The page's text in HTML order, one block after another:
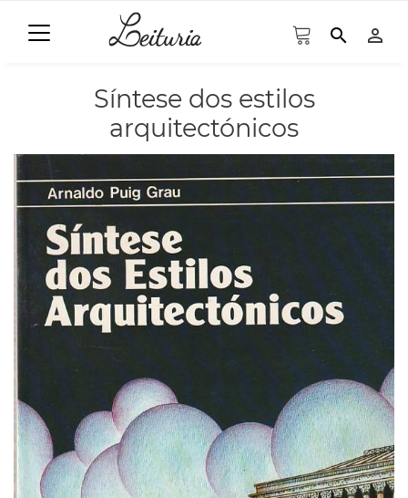
search person_outline
Síntese dos estilos
arquitectónicos